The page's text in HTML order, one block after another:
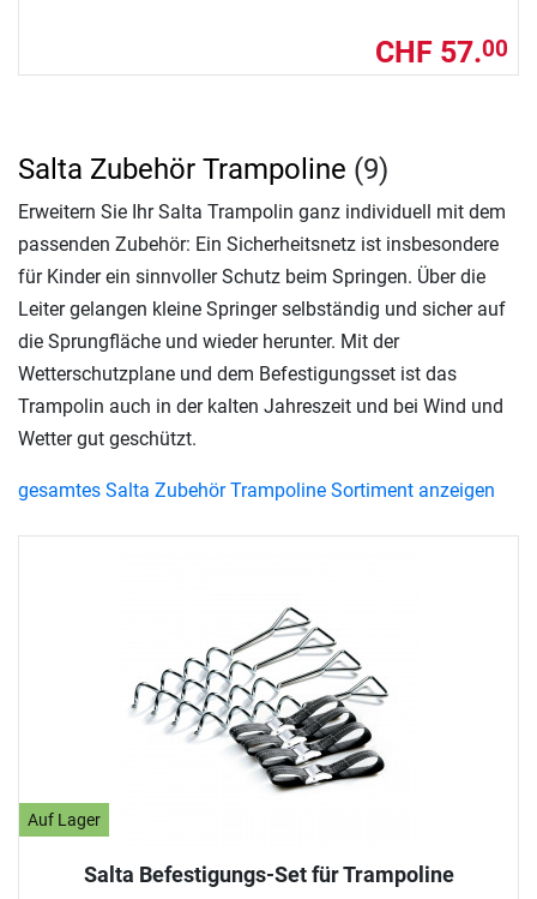
CHF 57.00
Auf Lager
Salta Befestigungs-Set für Trampoline
Salta Zubehör Trampoline (9)
Erweitern Sie Ihr Salta Trampolin ganz individuell mit dem
passenden Zubehör: Ein Sicherheitsnetz ist insbesondere
für Kinder ein sinnvoller Schutz beim Springen. Über die
Leiter gelangen kleine Springer selbständig und sicher auf
die Sprungfläche und wieder herunter. Mit der
Wetterschutzplane und dem Befestigungsset ist das
Trampolin auch in der kalten Jahreszeit und bei Wind und
Wetter gut geschützt.
gesamtes Salta Zubehör Trampoline Sortiment anzeigen